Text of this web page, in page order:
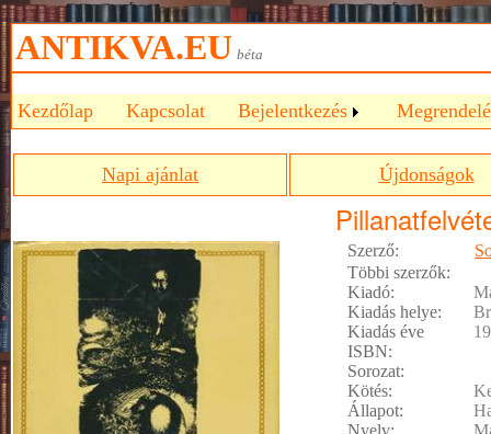
ANTIKVA.EU béta
Kezdőlap Kapcsolat Bejelentkezés
Napi ajánlat Újdonságok
Szerző:
Többi szerzők:
Kiadó:
Kiadás helye:
Kiadás éve
ISBN:
Sorozat:
Kötés:
Állapot:
Nyelv: